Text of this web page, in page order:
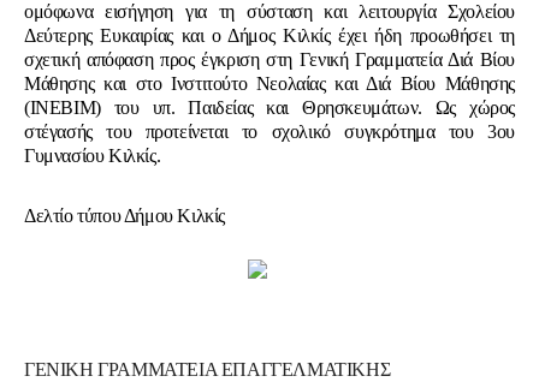
ομόφωνα εισήγηση για τη σύσταση και λειτουργία Σχολείου
Δεύτερης Ευκαιρίας και ο Δήμος Κιλκίς έχει ήδη προωθήσει τη
σχετική απόφαση προς έγκριση στη Γενική Γραμματεία Διά Βίου
Μάθησης και στο Ινστιτούτο Νεολαίας και Διά Βίου Μάθησης
(ΙΝΕΒΙΜ) του υπ. Παιδείας και Θρησκευμάτων. Ως χώρος
στέγασής του προτείνεται το σχολικό συγκρότημα του 3ου
Γυμνασίου Κιλκίς.
Δελτίο τύπου Δήμου Κιλκίς
ΓΕΝΙΚΗ ΓΡΑΜΜΑΤΕΙΑ ΕΠΑΓΓΕΛΜΑΤΙΚΗΣ